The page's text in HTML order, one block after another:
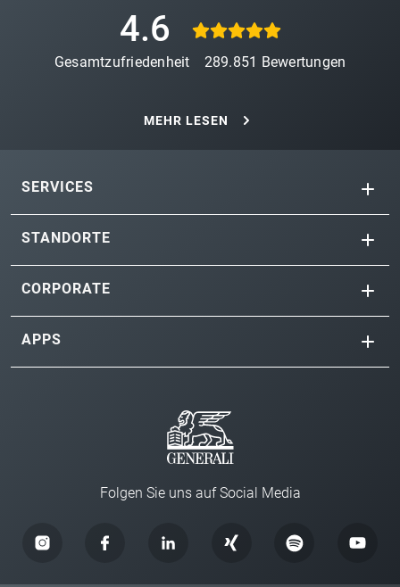
4.6
Gesamtzufriedenheit 289.851 Bewertungen
MEHR LESEN
SERVICES
STANDORTE
CORPORATE
APPS
Folgen Sie uns auf Social Media